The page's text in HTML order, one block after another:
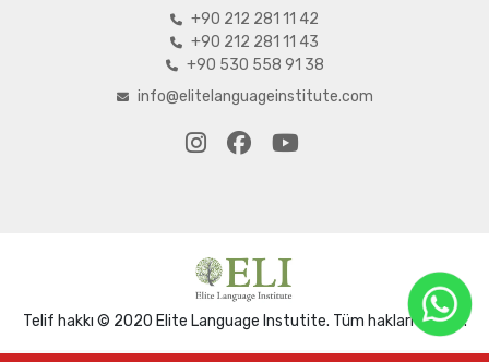
+90 212 281 11 42
+90 212 281 11 43
+90 530 558 91 38
info@elitelanguageinstitute.com
Telif hakkı © 2020 Elite Language Instutite. Tüm hakları saklıdır.